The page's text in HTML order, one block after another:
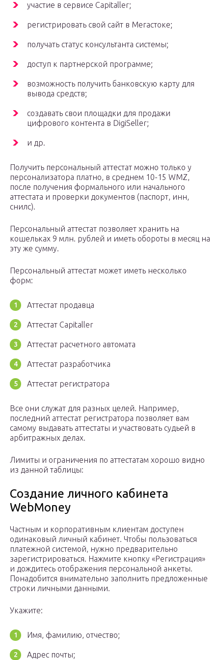
участие в сервисе Capitaller;
регистрировать свой сайт в Мегастоке;
получать статус консультанта системы;
доступ к партнерской программе;
возможность получить банковскую карту для
вывода средств;
создавать свои площадки для продажи
цифрового контента в DigiSeller;
и др.
Получить персональный аттестат можно только у
персонализатора платно, в среднем 10-15 WMZ,
после получения формального или начального
аттестата и проверки документов (паспорт, инн,
снилс).
Персональный аттестат позволяет хранить на
кошельках 9 млн. рублей и иметь обороты в месяц на
эту же сумму.
Персональный аттестат может иметь несколько
форм:
Аттестат продавца
Аттестат Capitaller
Аттестат расчетного автомата
Аттестат разработчика
Аттестат регистратора
Все они служат для разных целей. Например,
последний аттестат регистратора позволяет вам
самому выдавать аттестаты и участвовать судьей в
арбитражных делах.
Лимиты и ограничения по аттестатам хорошо видно
из данной таблицы:
Создание личного кабинета
WebMoney
Частным и корпоративным клиентам доступен
одинаковый личный кабинет. Чтобы пользоваться
платежной системой, нужно предварительно
зарегистрироваться. Нажмите кнопку «Регистрация»
и дождитесь отображения персональной анкеты.
Понадобится внимательно заполнить предложенные
строки личными данными.
Укажите:
Имя, фамилию, отчество;
Адрес почты;